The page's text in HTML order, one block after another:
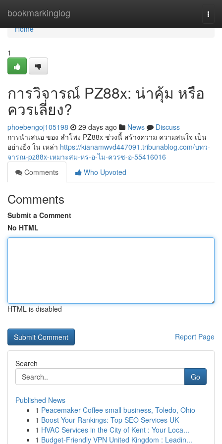
bookmarkinglog
Home
Home
1
การวิจารณ์ PZ88x: น่าคุ้ม หรือ
ควรเลี่ยง?
phoebengoj105198 29 days ago News
Discuss
การนำเสนอ ของ ลำโพง PZ88x ช่วงนี้ สร้างความ ความสนใจ เป็น
อย่างยิ่ง ใน เหล่า https://kianamwvd447091.tribunablog.com/บทว-
จารณ-pz88x-เหมาะสม-หร-อ-ไม-ควรซ-อ-55416016
Comments
Who Upvoted
Comments
Submit a Comment
No HTML
HTML is disabled
Report Page
Search
Go
Published News
1 Peacemaker Coffee small business, Toledo, Ohio
1 Boost Your Rankings: Top SEO Services UK
1 HVAC Services in the City of Kent : Your Loca...
1 Budget-Friendly VPN United Kingdom : Leadin...